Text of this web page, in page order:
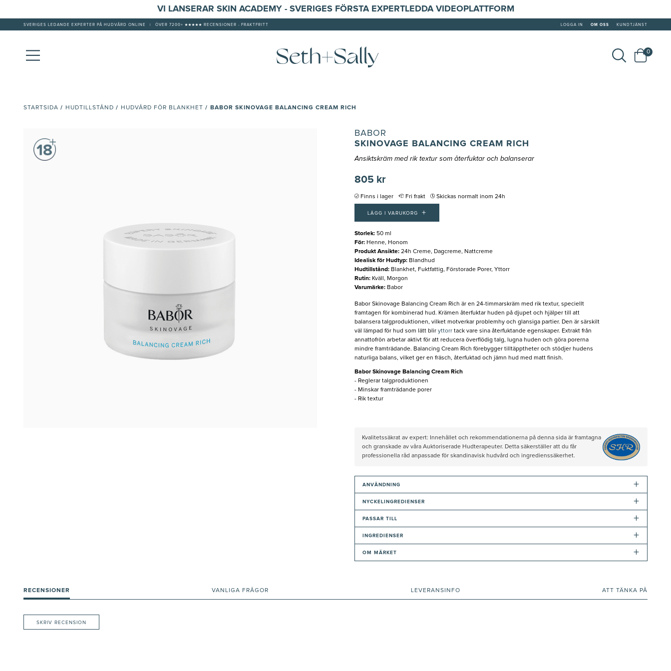
VI LANSERAR SKIN ACADEMY - SVERIGES FÖRSTA EXPERTLEDDA VIDEOPLATTFORM
SVERIGES LEDANDE EXPERTER PÅ HUDVÅRD ONLINE ÖVER 7200+ ★★★★★ RECENSIONER - FRAKTFRITT LOGGA IN OM OSS KUNDTJÄNST
0
STARTSIDA / HUDTILLSTÅND / HUDVÅRD FÖR BLANKHET / BABOR SKINOVAGE BALANCING CREAM RICH
BABOR
SKINOVAGE BALANCING CREAM RICH
Ansiktskräm med rik textur som återfuktar och balanserar
805 kr
Finns i lager Fri frakt Skickas normalt inom 24h
LÄGG I VARUKORG +
Storlek: 50 ml
För: Henne, Honom
Produkt Ansikte: 24h Creme, Dagcreme, Nattcreme
Idealisk för Hudtyp: Blandhud
Hudtillstånd: Blankhet, Fuktfattig, Förstorade Porer, Yttorr
Rutin: Kväll, Morgon
Varumärke: Babor
Babor Skinovage Balancing Cream Rich är en 24-timmarskräm med rik textur, speciellt
framtagen för kombinerad hud. Krämen återfuktar huden på djupet och hjälper till att
balansera talgproduktionen, vilket motverkar problemhy och glansiga partier. Den är särskilt
väl lämpad för hud som lätt blir yttorr tack vare sina återfuktande egenskaper. Extrakt från
annattofrön arbetar aktivt för att reducera överflödig talg, lugna huden och göra porerna
mindre framträdande. Balancing Cream Rich förebygger tilltäpptheter och stödjer hudens
naturliga balans, vilket ger en fräsch, återfuktad och jämn hud med matt finish.
Babor Skinovage Balancing Cream Rich
- Reglerar talgproduktionen
- Minskar framträdande porer
- Rik textur
Kvalitetssäkrat av expert: Innehållet och rekommendationerna på denna sida är framtagna
och granskade av våra Auktoriserade Hudterapeuter. Detta säkerställer att du får
professionella råd anpassade för skandinavisk hudvård och ingredienssäkerhet.
ANVÄNDNING +
NYCKELINGREDIENSER +
PASSAR TILL +
INGREDIENSER +
OM MÄRKET +
RECENSIONER VANLIGA FRÅGOR LEVERANSINFO ATT TÄNKA PÅ
SKRIV RECENSION